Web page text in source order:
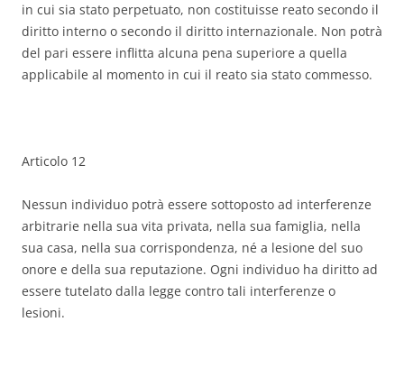
in cui sia stato perpetuato, non costituisse reato secondo il
diritto interno o secondo il diritto internazionale. Non potrà
del pari essere inflitta alcuna pena superiore a quella
applicabile al momento in cui il reato sia stato commesso.
Articolo 12
Nessun individuo potrà essere sottoposto ad interferenze
arbitrarie nella sua vita privata, nella sua famiglia, nella
sua casa, nella sua corrispondenza, né a lesione del suo
onore e della sua reputazione. Ogni individuo ha diritto ad
essere tutelato dalla legge contro tali interferenze o
lesioni.